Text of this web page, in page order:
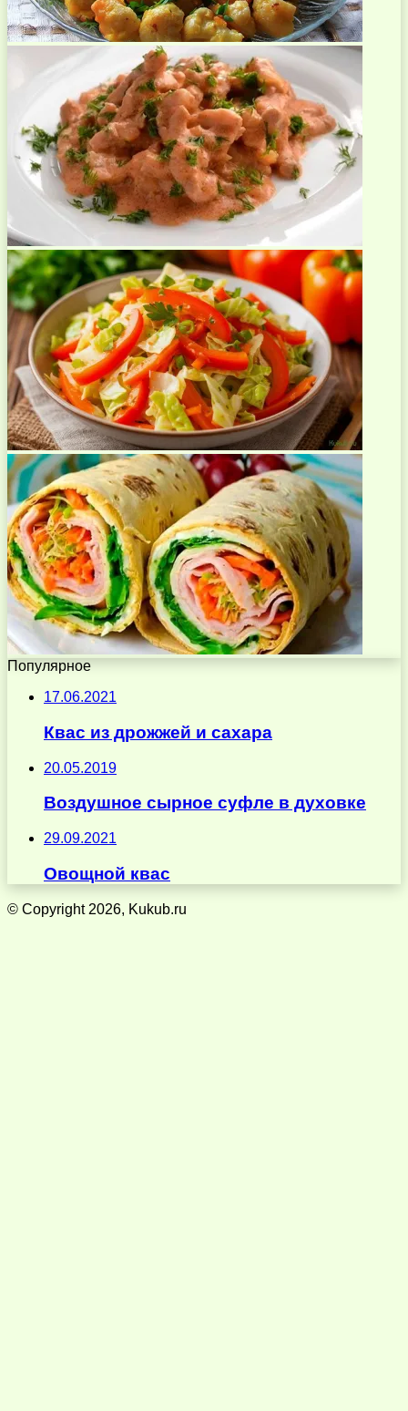
Популярное
17.06.2021
Квас из дрожжей и сахара
20.05.2019
Воздушное сырное суфле в духовке
29.09.2021
Овощной квас
© Copyright 2026, Kukub.ru